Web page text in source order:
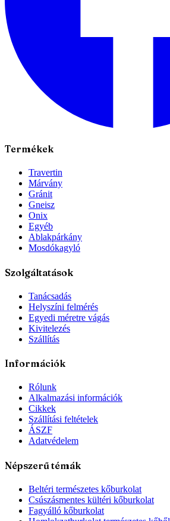
Termékek
Travertin
Márvány
Gránit
Gneisz
Onix
Egyéb
Ablakpárkány
Mosdókagyló
Szolgáltatások
Tanácsadás
Helyszíni felmérés
Egyedi méretre vágás
Kivitelezés
Szállítás
Információk
Rólunk
Alkalmazási információk
Cikkek
Szállítási feltételek
ÁSZF
Adatvédelem
Népszerű témák
Beltéri természetes kőburkolat
Csúszásmentes kültéri kőburkolat
Fagyálló kőburkolat